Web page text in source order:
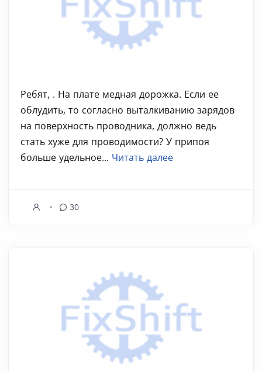
Ребят, . На плате медная дорожка. Если ее
облудить, то согласно выталкиванию зарядов
на поверхность проводника, должно ведь
стать хуже для проводимости? У припоя
больше удельное... Читать далее
30